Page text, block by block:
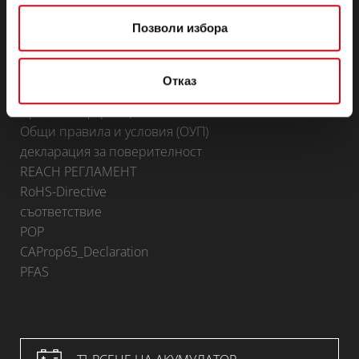
Позволи избора
Отказ
Общи правила и условия (ОУП)
декларация за поверителност
REACH РЕГЛАМЕНТ
RoHS-Directive
съответствие
POP
CAProp65_Declaration
PFAS